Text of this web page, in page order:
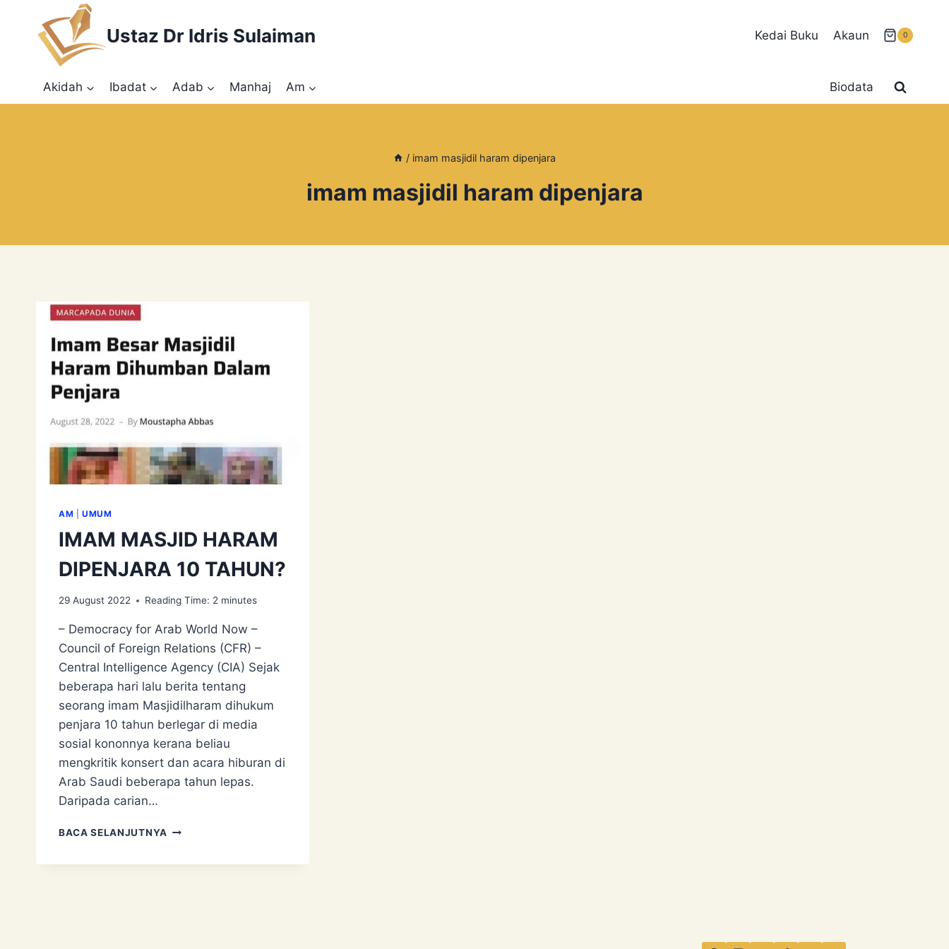
Ustaz Dr Idris Sulaiman Kedai Buku Akaun 0
Akidah Ibadat Adab Manhaj Am Biodata
/ imam masjidil haram dipenjara
imam masjidil haram dipenjara
AM UMUM
IMAM MASJID HARAM
DIPENJARA 10 TAHUN?
29 August 2022 Reading Time: 2 minutes
– Democracy for Arab World Now –
Council of Foreign Relations (CFR) –
Central Intelligence Agency (CIA) Sejak
beberapa hari lalu berita tentang
seorang imam Masjidilharam dihukum
penjara 10 tahun berlegar di media
sosial kononnya kerana beliau
mengkritik konsert dan acara hiburan di
Arab Saudi beberapa tahun lepas.
Daripada carian…
BACA SELANJUTNYA IMAM